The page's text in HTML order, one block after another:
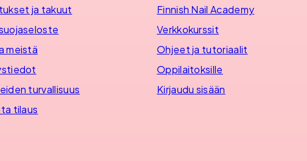
ja takuut
meistä
turvallisuus
tilaus
Finnish Nail Academy
Verkkokurssit
Ohjeet ja tutoriaalit
Oppilaitoksille
Kirjaudu sisään